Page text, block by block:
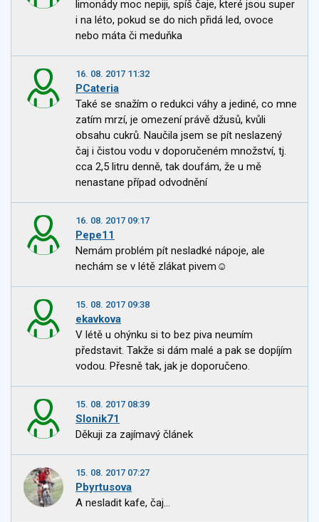
limonády moc nepiji, spíš čaje, které jsou super
i na léto, pokud se do nich přidá led, ovoce
nebo máta či meduňka
16. 08. 2017 11:32
PCateria
Také se snažím o redukci váhy a jediné, co mne
zatím mrzí, je omezení právě džusů, kvůli
obsahu cukrů. Naučila jsem se pít neslazený
čaj i čistou vodu v doporučeném množství, tj.
cca 2,5 litru denně, tak doufám, že u mě
nenastane případ odvodnění
16. 08. 2017 09:17
Pepe11
Nemám problém pít nesladké nápoje, ale
nechám se v létě zlákat pivem☺
15. 08. 2017 09:38
ekavkova
V létě u ohýnku si to bez piva neumím
představit. Takže si dám malé a pak se dopíjím
vodou. Přesně tak, jak je doporučeno.
15. 08. 2017 08:39
Slonik71
Děkuji za zajímavý článek
15. 08. 2017 07:27
Pbyrtusova
A nesladit kafe, čaj...